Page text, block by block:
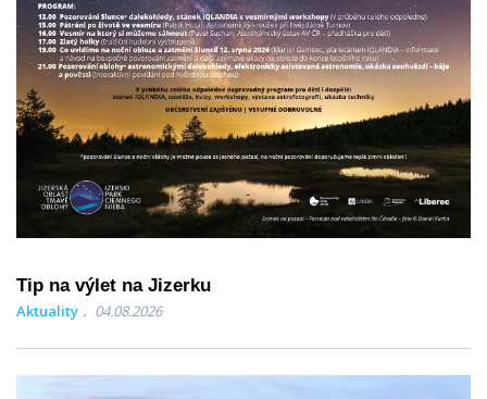
Tip na výlet na Jizerku
Aktuality 04.08.2026